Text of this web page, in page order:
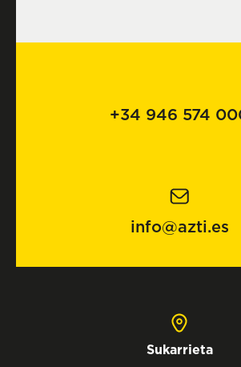
+34 946 574
info@azti.es
Sukarrieta